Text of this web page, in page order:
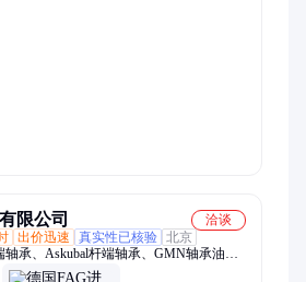
件、底盘件、链轨、回转支承、液压油
履带总成、支重轮、D11、6020 6030
导轮、PC2000、卡特374F、双边支重轮
履带板、SE980、托轮、挖斗 斗齿
限公司
洽谈
出价迅速 真实性已核验 北京
轴承、Askubal杆端轴承、GMN轴承油
SMW轴承、RBC轴承、Myonic 轴承、